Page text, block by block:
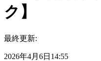
ク】
最終更新:
2026年4月6日14:55